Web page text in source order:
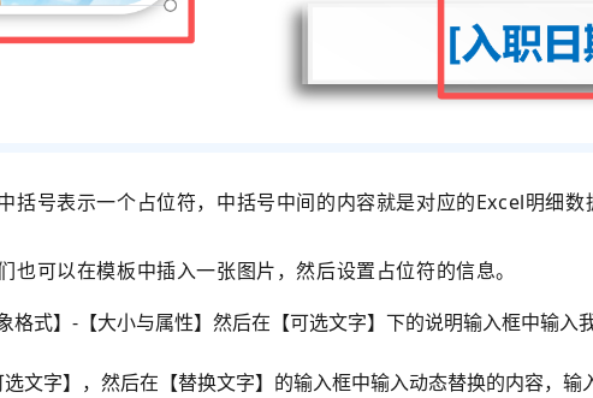
号表示一个占位符，中括号中间的内容就是对应的Excel明细数
可以在模板中插入一张图片，然后设置占位符的信息。
格式】-【大小与属性】然后在【可选文字】下的说明输入框中输
文字】，然后在【替换文字】的输入框中输入动态替换的内容，输